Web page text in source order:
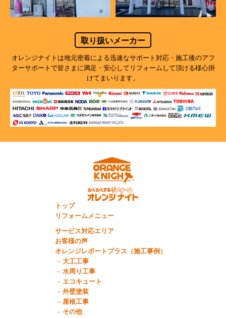
取り扱いメーカー
オレンジナイトは地元密着による迅速なサポート対応・施工後のアフ
ターサポートで皆さまに満足・安心してリフォームして頂ける様心掛
けてまいります。
トップ
リフォームメニュー
サービス対応エリア
お客様の声
オレンジレポートプラス（施工事例）
大工工事
水周り工事
エコキュート
外壁塗装
屋根工事
その他